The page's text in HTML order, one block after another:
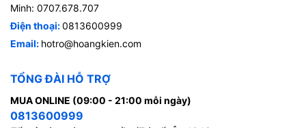
Minh: 0707.678.707
Điện thoại:0813600999
Email: hotro@hoangkien.com
TỔNG ĐÀI HỖ TRỢ
MUA ONLINE (09:00 - 21:00 mỗi ngày)
0813600999